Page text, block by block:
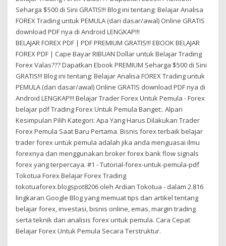
Seharga $500 di Sini GRATIS!!! Blog ini tentang: Belajar Analisa
FOREX Trading untuk PEMULA (dari dasar/awal) Online GRATIS
download PDF nya di Android LENGKAP!!!
BELAJAR FOREX PDF | PDF PREMIUM GRATIS!!! EBOOK BELAJAR
FOREX PDF | Cape Bayar RIBUAN Dollar untuk Belajar Trading
Forex Valas??? Dapatkan Ebook PREMIUM Seharga $500 di Sini
GRATIS!!! Blog ini tentang: Belajar Analisa FOREX Trading untuk
PEMULA (dari dasar/awal) Online GRATIS download PDF nya di
Android LENGKAP!!! Belajar Trader Forex Untuk Pemula - Forex
belajar pdf Trading Forex Untuk Pemula Banget:. Alpari
Kesimpulan Pilih Kategori: Apa Yang Harus Dilakukan Trader
Forex Pemula Saat Baru Pertama. Bisnis forex terbaik belajar
trader forex untuk pemula adalah jika anda menguasai ilmu
forexnya dan menggunakan broker forex bank flow signals
forex yang terpercaya. #1 - Tutorial-forex-untuk-pemula-pdf
Tokotua Forex Belajar Forex Trading
tokotuaforex.blogspot8206 oleh Ardian Tokotua - dalam 2.816
lingkaran Google Blog yang memuat tips dan artikel tentang
belajar forex, investasi, bisnis online, emas, margin trading
serta teknik dan analisis forex untuk pemula. Cara Cepat
Belajar Forex Untuk Pemula Secara Terstruktur.